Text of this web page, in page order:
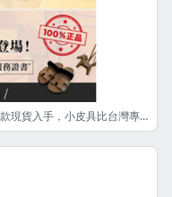
愛馬仕0️⃣配貨不是夢🔥 Lindy、Picotin保值款現貨入手，小皮具比台灣專櫃省高達4️⃣萬收夢幻逸品👜